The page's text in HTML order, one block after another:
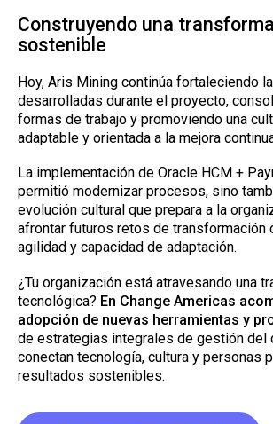
Construyendo una
sostenible
Hoy, Aris Mining continúa fortaleciendo
desarrolladas durante el proyecto,
formas de trabajo y promoviendo una
adaptable y orientada a la mejora
La implementación de Oracle HCM +
permitió modernizar procesos, sino
evolución cultural que prepara a la
afrontar futuros retos de transformación
agilidad y capacidad de adaptación.
¿Tu organización está atravesando una
tecnológica? En Change Americas
adopción de nuevas herramientas y
de estrategias integrales de gestión del
conectan tecnología, cultura y personas
resultados sostenibles.